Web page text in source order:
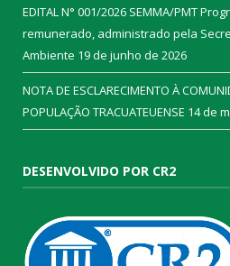
EDITAL N° 001/2026 SEMMA/PMT
remunerado, administrado pela
Ambiente 19 de junho de 2026
NOTA DE ESCLARECIMENTO À
POPULAÇÃO TRACUATEUENSE 14 de
DESENVOLVIDO POR CR2